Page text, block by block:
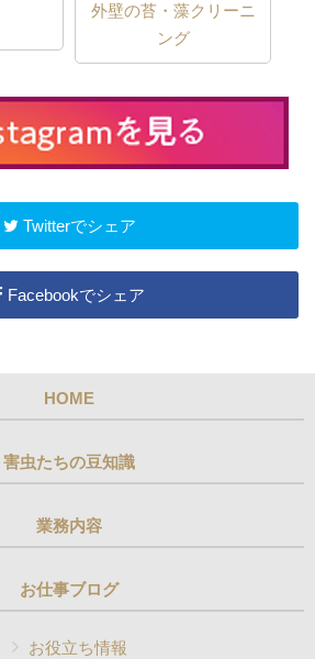
外壁の苔・藻クリーニ
ング
Twitterでシェア
Facebookでシェア
HOME
害虫たちの豆知識
業務内容
お仕事ブログ
お役立ち情報